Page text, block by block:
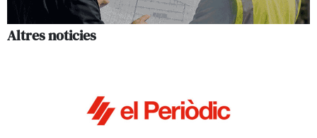
Altres noticies